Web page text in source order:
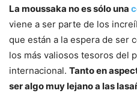
La moussaka no es sólo una
viene a ser parte de los
que están a la espera de ser
los más valiosos tesoros del
internacional. Tanto en
ser algo muy lejano a las